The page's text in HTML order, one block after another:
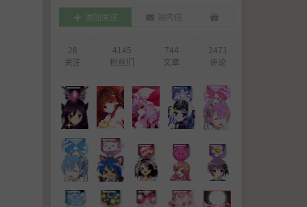
添加关注 站内信
28
关注
4145
粉丝们
744
文章
2471
评论